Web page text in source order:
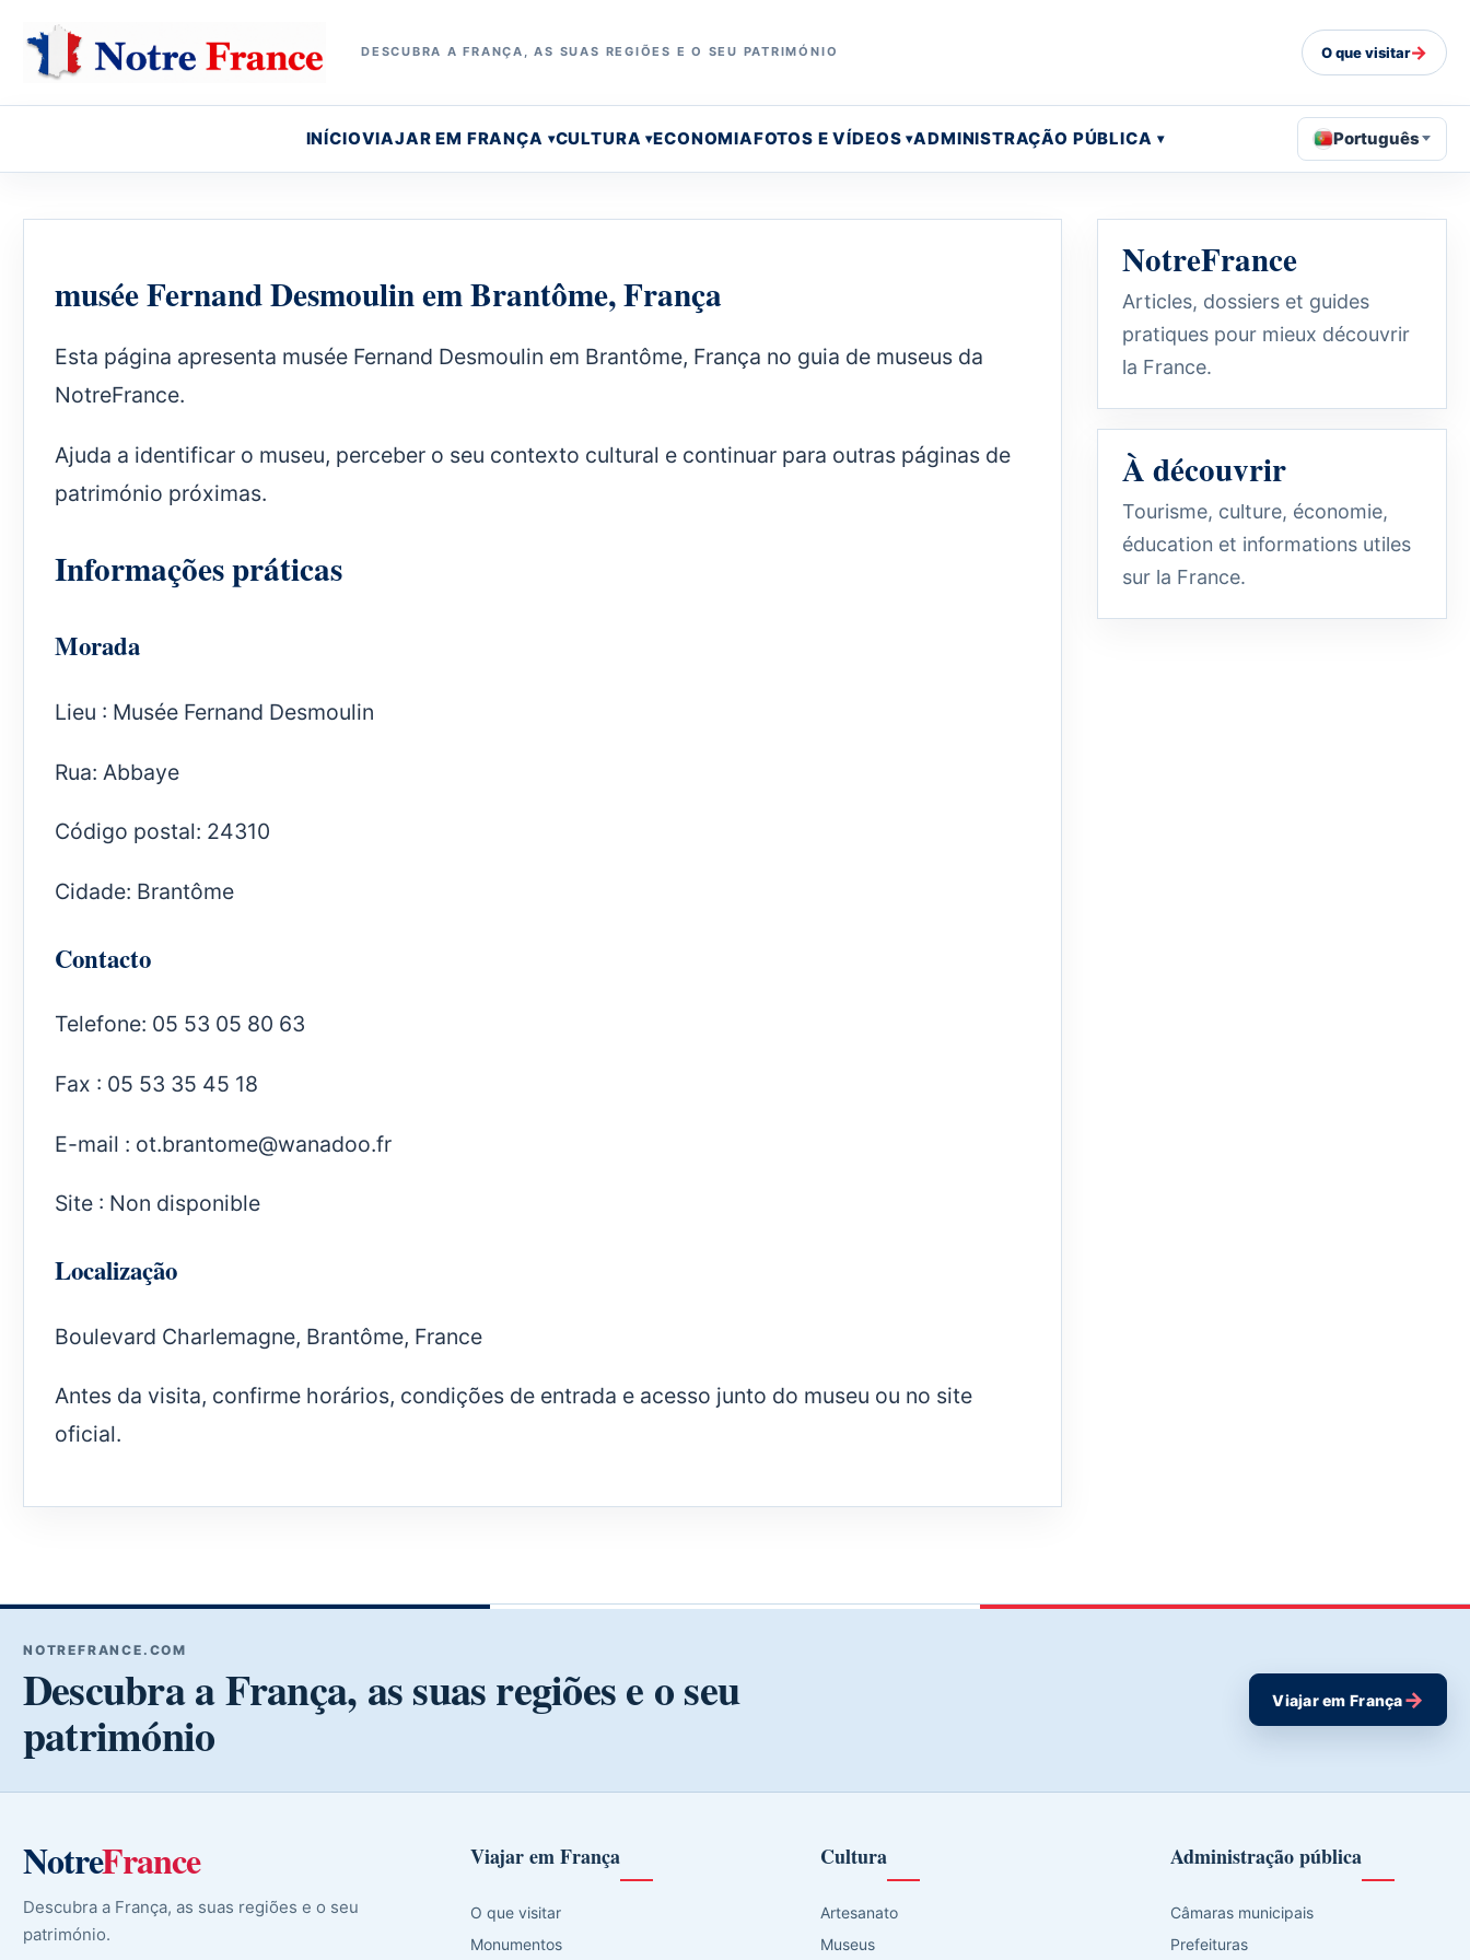
DESCUBRA A FRANÇA, AS SUAS REGIÕES E O SEU PATRIMÓNIO O que visitar→
INÍCIOVIAJAR EM FRANÇA CULTURA ECONOMIAFOTOS E VÍDEOS ADMINISTRAÇÃO PÚBLICA Português
musée Fernand Desmoulin em Brantôme, França
Esta página apresenta musée Fernand Desmoulin em Brantôme, França no guia de museus da
NotreFrance.
Ajuda a identificar o museu, perceber o seu contexto cultural e continuar para outras páginas de
património próximas.
Informações práticas
Morada
Lieu : Musée Fernand Desmoulin
Rua: Abbaye
Código postal: 24310
Cidade: Brantôme
Contacto
Telefone: 05 53 05 80 63
Fax : 05 53 35 45 18
E-mail : ot.brantome@wanadoo.fr
Site : Non disponible
Localização
Boulevard Charlemagne, Brantôme, France
Antes da visita, confirme horários, condições de entrada e acesso junto do museu ou no site
oficial.
NotreFrance
Articles, dossiers et guides
pratiques pour mieux découvrir
la France.
À découvrir
Tourisme, culture, économie,
éducation et informations utiles
sur la France.
NOTREFRANCE.COM
Descubra a França, as suas regiões e o seu
património
Viajar em França→
NotreFrance
Descubra a França, as suas regiões e o seu
património.
Viajar em França
O que visitar
Monumentos
Cultura
Artesanato
Museus
Administração pública
Câmaras municipais
Prefeituras